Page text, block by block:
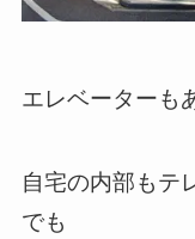
エレベーターも
自宅の内部もテ
でも